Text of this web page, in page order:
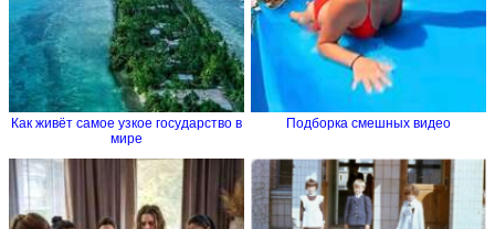
Как живёт самое узкое государство в
мире
Подборка смешных видео